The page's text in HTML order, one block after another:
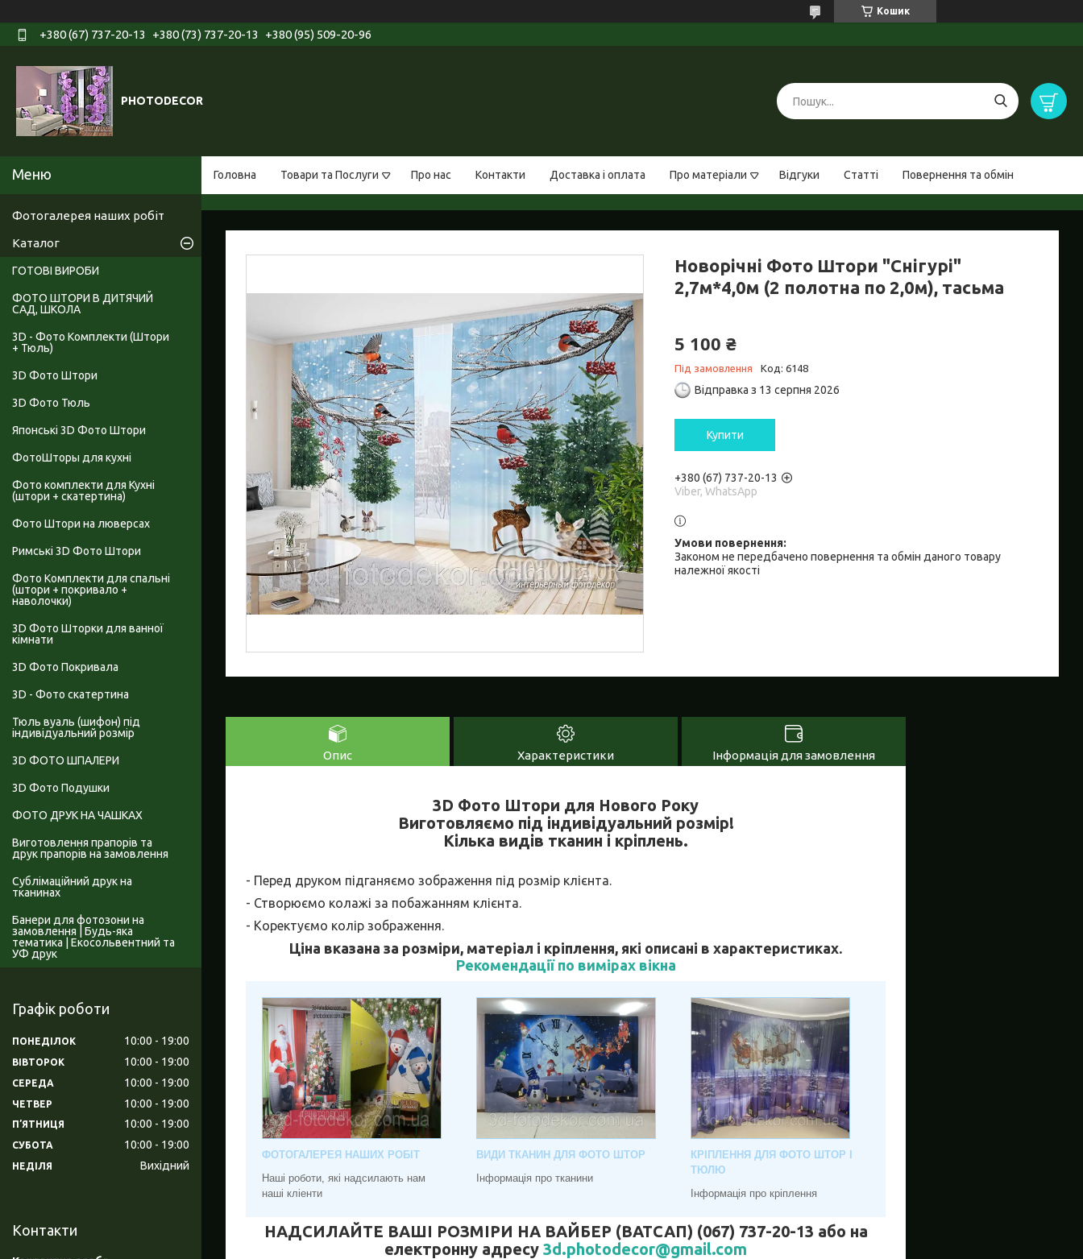
Кошик
+380 (67) 737-20-13 +380 (73) 737-20-13 +380 (95) 509-20-96
PHOTODECOR
Головна Товари та Послуги Про нас Контакти Доставка і оплата Про матеріали Відгуки Статті Повернення та обмін
Новорічні Фото Штори "Снігурі"
2,7м*4,0м (2 полотна по 2,0м), тасьма
5 100 ₴
Під замовлення Код: 6148
Відправка з 13 серпня 2026
Купити
+380 (67) 737-20-13
Viber, WhatsApp
Законом не передбачено повернення та обмін даного товару
належної якості
Опис Характеристики Інформація для замовлення
3D Фото Штори для Нового Року
Виготовляємо під індивідуальний розмір!
Кілька видів тканин і кріплень.
- Перед друком підганяємо зображення під розмір клієнта.
- Створюємо колажі за побажанням клієнта.
- Коректуємо колір зображення.
Ціна вказана за розміри, матеріал і кріплення, які описані в характеристиках.
Рекомендації по вимірах вікна
ФОТОГАЛЕРЕЯ НАШИХ РОБІТ
Наші роботи, які надсилають нам
наші кліенти
ВИДИ ТКАНИН ДЛЯ ФОТО ШТОР
Інформація про тканини
КРІПЛЕННЯ ДЛЯ ФОТО ШТОР І
ТЮЛЮ
Інформація про кріплення
НАДСИЛАЙТЕ ВАШІ РОЗМІРИ НА ВАЙБЕР (ВАТСАП) (067) 737-20-13 або на
електронну адресу 3d.photodecor@gmail.com
Фотогалерея наших робіт
Каталог
ГОТОВІ ВИРОБИ
ФОТО ШТОРИ В ДИТЯЧИЙ
САД, ШКОЛА
3D - Фото Комплекти (Штори
+ Тюль)
3D Фото Штори
3D Фото Тюль
Японські 3D Фото Штори
ФотоШторы для кухні
Фото комплекти для Кухні
(штори + скатертина)
Фото Штори на люверсах
Римські 3D Фото Штори
Фото Комплекти для спальні
(штори + покривало +
наволочки)
3D Фото Шторки для ванної
кімнати
3D Фото Покривала
3D - Фото скатертина
Тюль вуаль (шифон) під
індивідуальний розмір
3D ФОТО ШПАЛЕРИ
3D Фото Подушки
ФОТО ДРУК НА ЧАШКАХ
Виготовлення прапорів та
друк прапорів на замовлення
Сублімаційний друк на
тканинах
Банери для фотозони на
замовлення | Будь-яка
тематика | Екосольвентний та
УФ друк
Графік роботи
ПОНЕДІЛОК 10:00 19:00
ВІВТОРОК 10:00 19:00
СЕРЕДА 10:00 19:00
ЧЕТВЕР 10:00 19:00
ПʼЯТНИЦЯ 10:00 19:00
СУБОТА 10:00 19:00
НЕДІЛЯ Вихідний
Контакти